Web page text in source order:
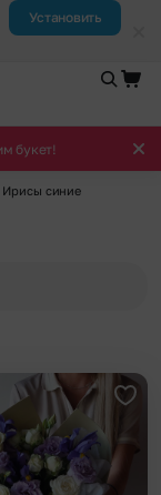
Установить
букет!
Ирисы синие